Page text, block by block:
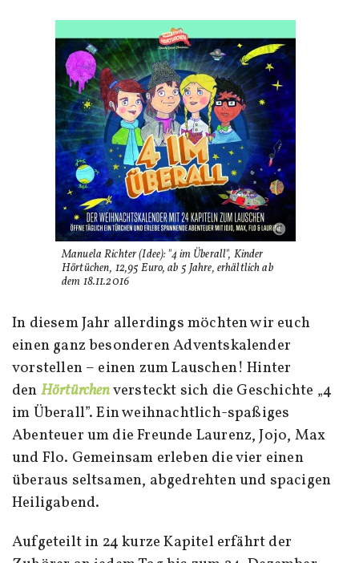
Manuela Richter (Idee): "4 im Überall", Kinder
Hörtüchen, 12,95 Euro,ab 5 Jahre, erhältlich ab
dem 18.11.2016
In diesem Jahr allerdings möchten wir euch
einen ganz besonderen Adventskalender
vorstellen – einen zum Lauschen! Hinter
denHörtürchenversteckt sich die Geschichte „4
im Überall”. Ein weihnachtlich-spaßiges
Abenteuer um die Freunde Laurenz, Jojo, Max
und Flo. Gemeinsam erleben die vier einen
überaus seltsamen, abgedrehten und spacigen
Heiligabend.
Aufgeteilt in 24 kurze Kapitel erfährt der